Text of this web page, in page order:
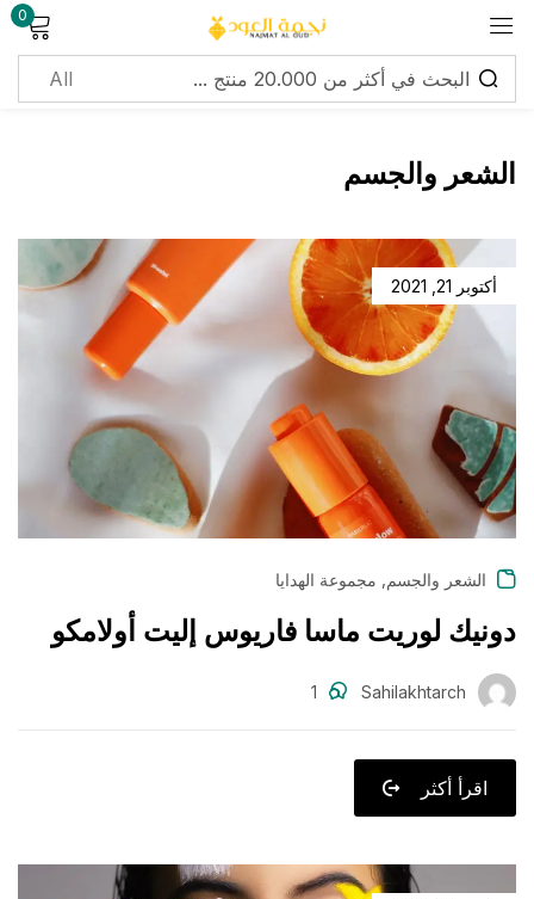
0
الشعر والجسم
أكتوبر 21, 2021
الشعر والجسم مجموعة الهدايا
دونيك لوريت ماسا فاريوس إليت أولامكو
Sahilakhtarch
1
اقرأ أكثر
Sign in
Remember me
Lost password?
Log in
Create an account